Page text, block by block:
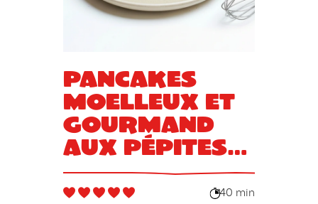
Pancakes
moelleux et
gourmand
aux pépites
de chocolat
40 min